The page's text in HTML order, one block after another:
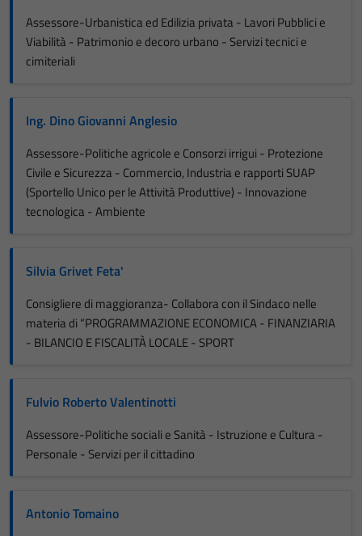
Assessore-Urbanistica ed Edilizia privata - Lavori Pubblici e
Viabilità - Patrimonio e decoro urbano - Servizi tecnici e
cimiteriali
Ing. Dino Giovanni Anglesio
Assessore-Politiche agricole e Consorzi irrigui - Protezione
Civile e Sicurezza - Commercio, Industria e rapporti SUAP
(Sportello Unico per le Attività Produttive) - Innovazione
tecnologica - Ambiente
Silvia Grivet Feta'
Consigliere di maggioranza- Collabora con il Sindaco nelle
materia di “PROGRAMMAZIONE ECONOMICA - FINANZIARIA
- BILANCIO E FISCALITÀ LOCALE - SPORT
Fulvio Roberto Valentinotti
Assessore-Politiche sociali e Sanità - Istruzione e Cultura -
Personale - Servizi per il cittadino
Antonio Tomaino